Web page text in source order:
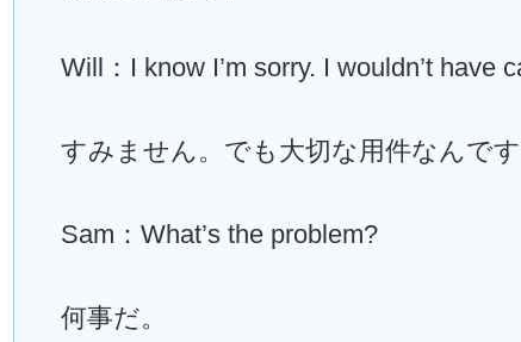
Will：I know I’m sorry. I wouldn’t have
すみません。でも大切な用件なんです
Sam：What’s the problem?
何事だ。